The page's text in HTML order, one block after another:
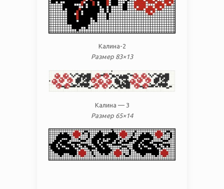
Калина-2
Размер 83×13
Калина — 3
Размер 65×14